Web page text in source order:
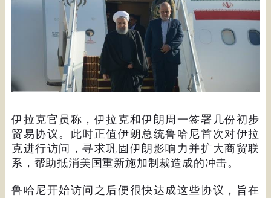
伊拉克官员称，伊拉克和伊朗周一签署几份初步
贸易协议。此时正值伊朗总统鲁哈尼首次对伊拉
克进行访问，寻求巩固伊朗影响力并扩大商贸联
系，帮助抵消美国重新施加制裁造成的冲击。
鲁哈尼开始访问之后便很快达成这些协议，旨在